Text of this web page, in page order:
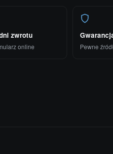
zwrotu
online Pewne